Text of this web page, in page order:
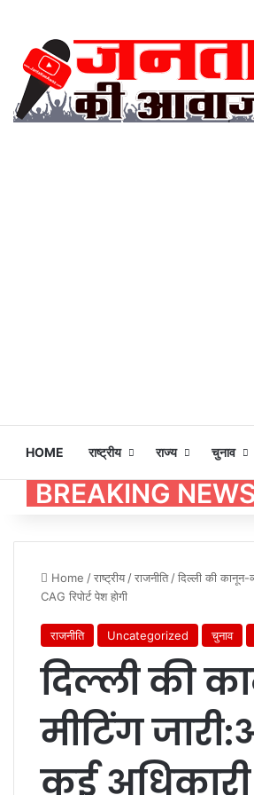
HOME राष्ट्रीय राज्य चुनाव
BREAKING NEWS
Home /राष्ट्रीय /राजनीति /दिल्ली की कानून-
CAG रिपोर्ट पेश होगी
राजनीति Uncategorized चुनाव
दिल्ली की
मीटिंग
कई